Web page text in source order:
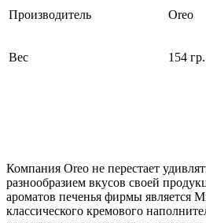
Производитель Oreo
Вес 154 гр.
Компания Oreo не перестает
разнообразием вкусов своей
ароматов печенья фирмы является
классического кремового